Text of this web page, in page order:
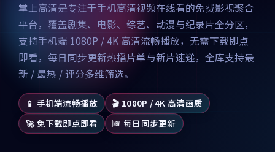
掌上高清是专注于手机高清视频在线看的免费影视聚合
平台，覆盖剧集、电影、综艺、动漫与纪录片全分区，
支持手机端 1080P / 4K 高清流畅播放，无需下载即点
即看，每日同步更新热播片单与新片速递，全库支持最
新 / 最热 / 评分多维筛选。
📱 手机端流畅播放
🎬 1080P / 4K 高清画质
🚀 免下载即点即看
🆕 每日同步更新